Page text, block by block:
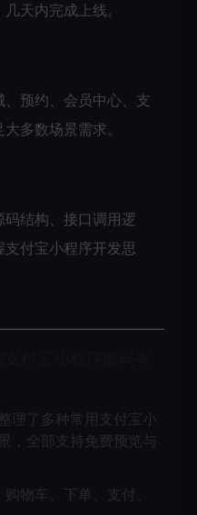
天内完成上线。
预约、会员中心、支
多数场景需求。
结构、接口调用逻
付宝小程序开发思
理了多种常用支付宝小
，全部支持免费预览与
购物车、下单、支付、